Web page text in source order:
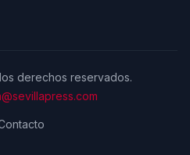
derechos reservados.